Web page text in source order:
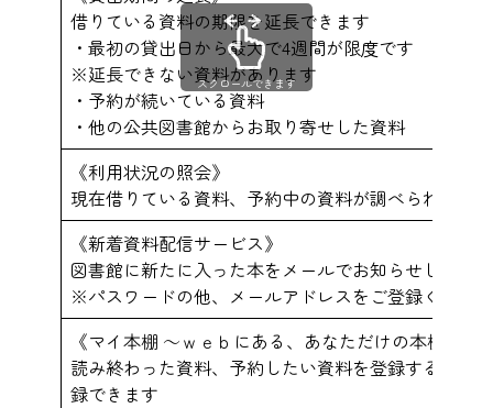
借りている資料の期限を延長できます
・最初の貸出日から最大で4週間が限度です
※延長できない資料があります
・予約が続いている資料
・他の公共図書館からお取り寄せした資料
《利用状況の照会》
現在借りている資料、予約中の資料が調べられます
《新着資料配信サービス》
図書館に新たに入った本をメールでお知らせします
※パスワードの他、メールアドレスをご登録ください
《マイ本棚 ～ｗｅｂにある、あなただけの本棚～》
読み終わった資料、予約したい資料を登録すると、
録できます
スクロールできます